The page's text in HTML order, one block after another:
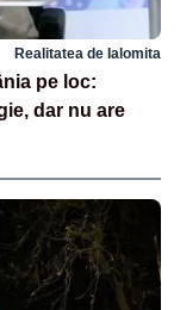
Realitatea de Ialomita
pe loc:
dar nu are